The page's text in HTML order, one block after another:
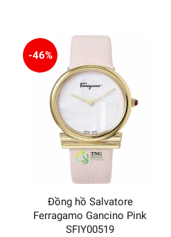
-46%
Đồng hồ Salvatore
Ferragamo Gancino Pink
SFIY00519